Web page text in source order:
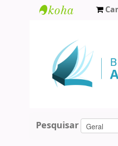
Agamenon
Magalhães
Pesquisar